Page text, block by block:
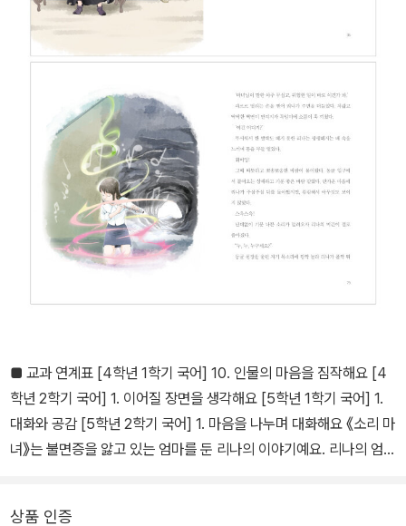
■ 교과 연계표 [4학년 1학기 국어] 10. 인물의 마음을 짐작해요 [4
학년 2학기 국어] 1. 이어질 장면을 생각해요 [5학년 1학기 국어] 1.
대화와 공감 [5학년 2학기 국어] 1. 마음을 나누며 대화해요 《소리 마
녀》는 불면증을 앓고 있는 엄마를 둔 리나의 이야기예요. 리나의 엄마
상품 인증